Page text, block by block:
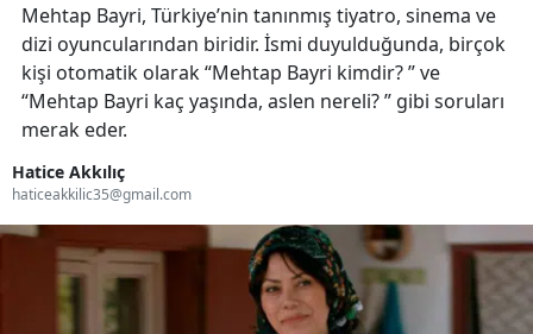
Mehtap Bayri, Türkiye’nin tanınmış tiyatro, sinema ve
dizi oyuncularından biridir. İsmi duyulduğunda, birçok
kişi otomatik olarak “Mehtap Bayri kimdir? ” ve
“Mehtap Bayri kaç yaşında, aslen nereli? ” gibi soruları
merak eder.
Hatice Akkılıç
haticeakkilic35@gmail.com